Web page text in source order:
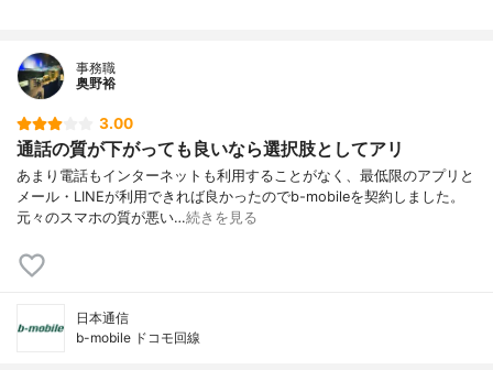
事務職
奥野裕
3.00
通話の質が下がっても良いなら選択肢としてアリ
あまり電話もインターネットも利用することがなく、最低限のアプリと
メール・LINEが利用できれば良かったのでb-mobileを契約しました。
元々のスマホの質が悪い…続きを見る
日本通信
b-mobile ドコモ回線